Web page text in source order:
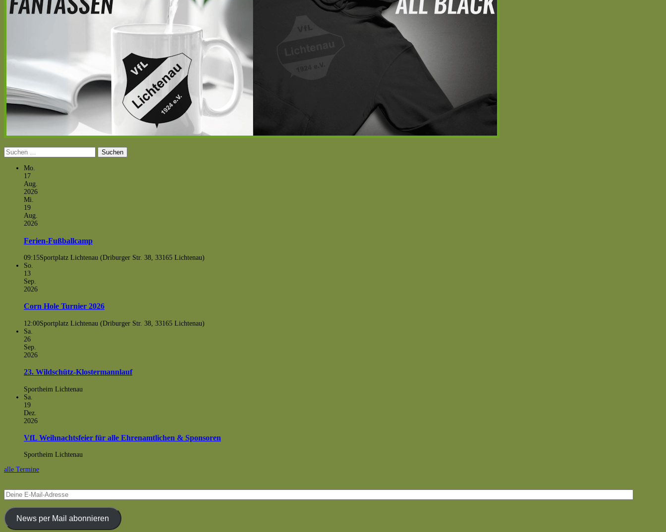
Suchen
nach:
Mo.
17
Aug.
2026
Mi.
19
Aug.
2026
Ferien-Fußballcamp
09:15Sportplatz Lichtenau (Driburger Str. 38, 33165 Lichtenau)
So.
13
Sep.
2026
Corn Hole Turnier 2026
12:00Sportplatz Lichtenau (Driburger Str. 38, 33165 Lichtenau)
Sa.
26
Sep.
2026
23. Wildschütz-Klostermannlauf
Sportheim Lichtenau
Sa.
19
Dez.
2026
VfL Weihnachtsfeier für alle Ehrenamtlichen & Sponsoren
Sportheim Lichtenau
alle Termine
Deine
E-
Mail-
AdresseNews per Mail abonnieren